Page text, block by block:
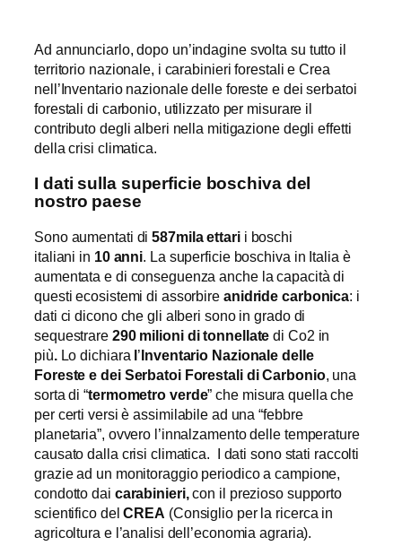
Ad annunciarlo, dopo un’indagine svolta su tutto il
territorio nazionale, i carabinieri forestali e Crea
nell’Inventario nazionale delle foreste e dei serbatoi
forestali di carbonio, utilizzato per misurare il
contributo degli alberi nella mitigazione degli effetti
della crisi climatica.
I dati sulla superficie boschiva del
nostro paese
Sono aumentati di587mila ettarii boschi
italiani in 10 anni. La superficie boschiva in Italia è
aumentata e di conseguenza anche la capacità di
questi ecosistemi di assorbire anidride carbonica: i
dati ci dicono che gli alberi sono in grado di
sequestrare 290 milioni di tonnellatedi Co2 in
più. Lo dichiara ’ Inventario Nazionale delle
Foreste e dei Serbatoi Forestali di Carbonio, una
sorta di “termometro verde” che misura quella che
per certi versi è assimilabile ad una “febbre
planetaria”, ovvero l’innalzamento delle temperature
causato dalla crisi climatica. I dati sono stati raccolti
grazie ad un monitoraggio periodico a campione,
condotto dai carabinieri,con il prezioso supporto
scientifico delCREA (Consiglio per la ricerca in
agricoltura e l’analisi dell’economia agraria).